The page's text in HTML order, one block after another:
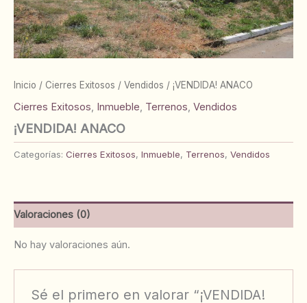
Inicio / Cierres Exitosos / Vendidos / ¡VENDIDA! ANACO
Cierres Exitosos, Inmueble, Terrenos, Vendidos
¡VENDIDA! ANACO
Categorías: Cierres Exitosos, Inmueble, Terrenos, Vendidos
Valoraciones (0)
No hay valoraciones aún.
Sé el primero en valorar “¡VENDIDA!